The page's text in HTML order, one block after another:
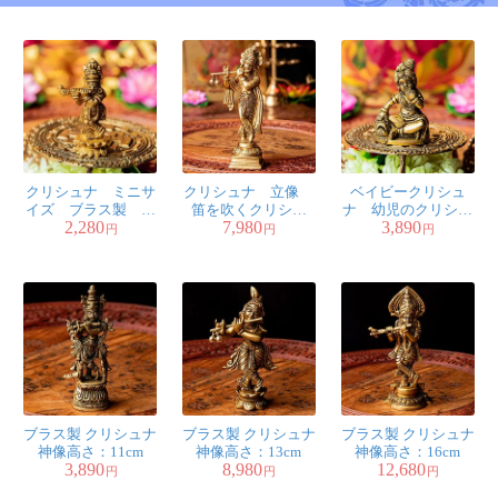
クリシュナ ミニサ
イズ ブラス製 高
さ：約7cm
2,280円
クリシュナ 立像
笛を吹くクリシュ
ナ Krishna 高さ：約
7,980円
ベイビークリシュ
ナ 幼児のクリシュ
ナ Baby Krishna ブ
3,890円
ブラス製 クリシュナ
神像高さ：11cm
3,890円
ブラス製 クリシュナ
神像高さ：13cm
8,980円
ブラス製 クリシュナ
神像高さ：16cm
12,680円